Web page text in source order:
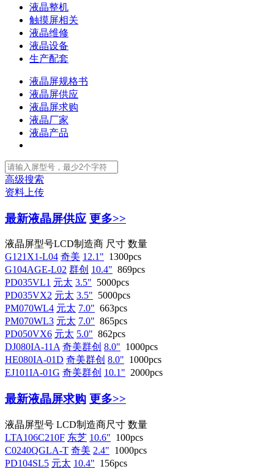
液晶整机
触摸屏相关
液晶维修
液晶设备
生产配套
液晶屏规格书
液晶屏供应
液晶屏求购
液晶厂家
液晶产品
高级搜索
资料上传
最新液晶屏供应 更多>>
液晶屏型号LCD制造商 尺寸 数量
G121X1-L04 奇美 12.1" 1300pcs
G104AGE-L02 群创 10.4" 869pcs
PD035VL1 元太 3.5" 5000pcs
PD035VX2 元太 3.5" 5000pcs
PM070WL4 元太 7.0" 663pcs
PM070WL3 元太 7.0" 865pcs
PD050VX6 元太 5.0" 862pcs
DJ080IA-11A 奇美群创 8.0" 1000pcs
HE080IA-01D 奇美群创 8.0" 1000pcs
EJ101IA-01G 奇美群创 10.1" 2000pcs
最新液晶屏求购 更多>>
液晶屏型号 LCD制造商尺寸 数量
LTA106C210F 东芝 10.6" 100pcs
C0240QGLA-T 奇美 2.4" 1000pcs
PD104SL5 元太 10.4" 156pcs